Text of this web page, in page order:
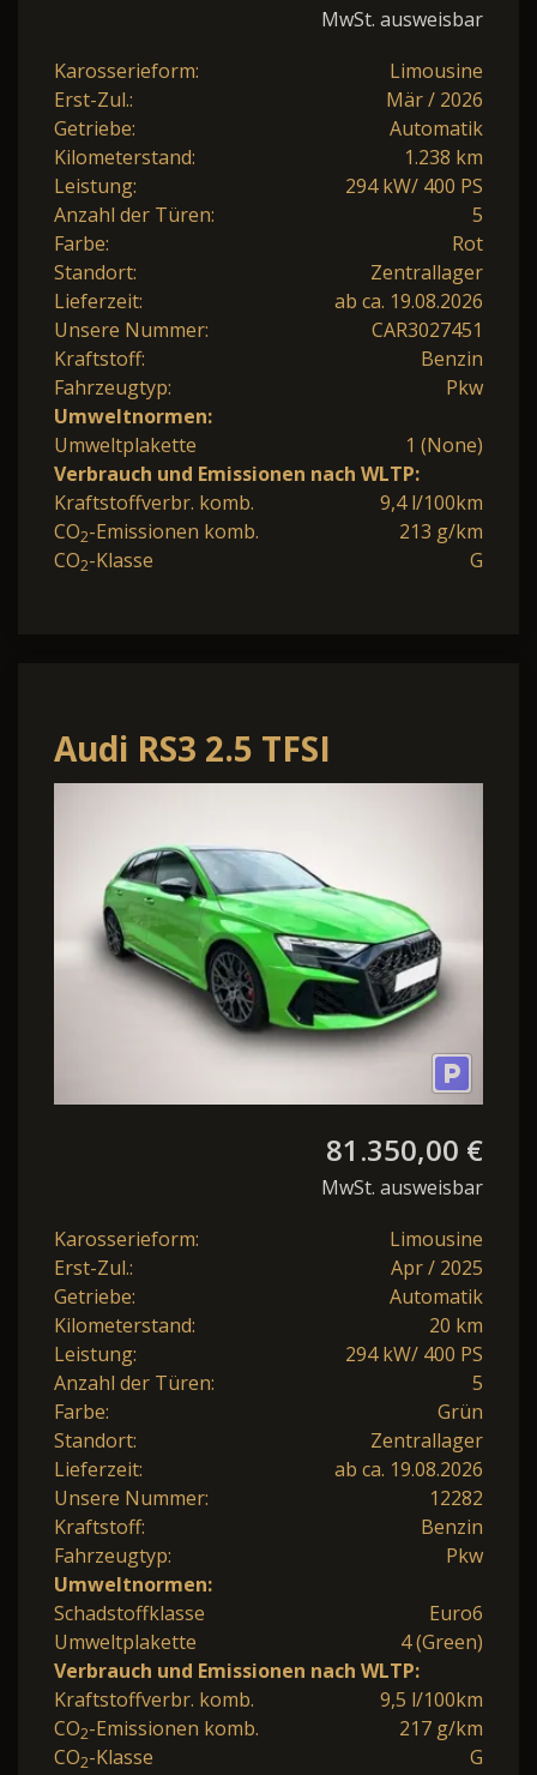
MwSt. ausweisbar
Karosserieform:
Limousine
Erst-Zul.:
Mär / 2026
Getriebe:
Automatik
Kilometerstand:
1.238 km
Leistung:
294 kW/ 400 PS
Anzahl der Türen:
5
Farbe:
Rot
Standort:
Zentrallager
Lieferzeit:
ab ca. 19.08.2026
Unsere Nummer:
CAR3027451
Kraftstoff:
Benzin
Fahrzeugtyp:
Pkw
Umweltnormen:
Umweltplakette
1 (None)
Verbrauch und Emissionen nach WLTP:
Kraftstoffverbr. komb.
9,4 l/100km
CO2-Emissionen komb.
213 g/km
CO2-Klasse G
Audi RS3 2.5 TFSI
Sportback quattro,Sport
AGA,ACC,Navi,P.
81.350,00 €
MwSt. ausweisbar
Karosserieform:
Limousine
Erst-Zul.:
Apr / 2025
Getriebe:
Automatik
Kilometerstand:
20 km
Leistung:
294 kW/ 400 PS
Anzahl der Türen:
5
Farbe:
Grün
Standort:
Zentrallager
Lieferzeit:
ab ca. 19.08.2026
Unsere Nummer:
12282
Kraftstoff:
Benzin
Fahrzeugtyp:
Pkw
Umweltnormen:
Schadstoffklasse
Euro6
Umweltplakette
4 (Green)
Verbrauch und Emissionen nach WLTP:
Kraftstoffverbr. komb.
9,5 l/100km
CO2-Emissionen komb.
217 g/km
CO2-Klasse G